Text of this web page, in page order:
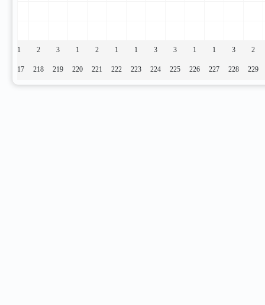
1
217
2
218
3
219
1
220
2
221
1
222
1
223
3
224
3
225
1
226
1
227
3
228
2
229